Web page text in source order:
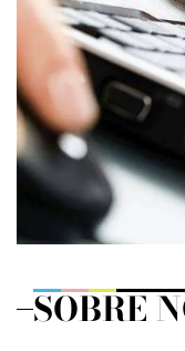
SOBRE